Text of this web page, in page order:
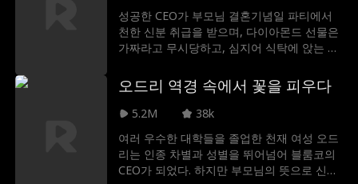
성공한 CEO가 부모님 결혼기념일 파티에서
천한 신분 취급을 받으며, 다이아몬드 선물은
가짜라고 무시당하고, 심지어 식탁에 앉는 것
오드리 역경 속에서 꽃을 피우다
5.2M
38k
여러 우수한 대학들을 졸업한 천재 여성 오드
리는 인종 차별과 성별을 뛰어넘어 블룸코의
CEO가 되었다. 하지만 부모님의 뜻으로 신분